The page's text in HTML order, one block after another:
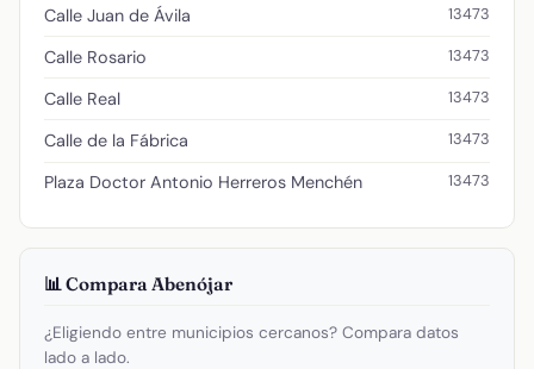
Calle Juan de Ávila 13473
Calle Rosario 13473
Calle Real 13473
Calle de la Fábrica 13473
Plaza Doctor Antonio Herreros Menchén 13473
📊 Compara Abenójar
¿Eligiendo entre municipios cercanos? Compara datos
lado a lado.